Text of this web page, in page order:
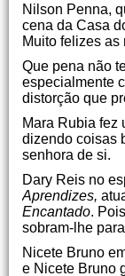
Nilson Penna,
cena da Casa
Muito felizes as
Que pena não
especialmente
distorção que
Mara Rubia fez
dizendo coisas
senhora de si.
Dary Reis no
Aprendizes,
Encantado.
sobram-lhe
Nicete Bruno
e Nicete Bruno